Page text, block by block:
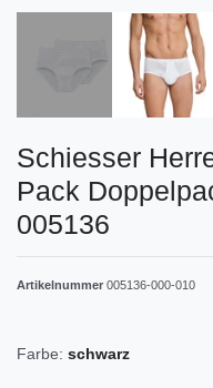
Schiesser
Pack
005136
Artikelnummer 005136-000-010
Farbe: schwarz